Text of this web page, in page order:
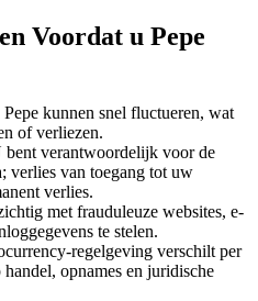
Voordat u Pepe
kunnen snel fluctueren, wat
of verliezen.
bent verantwoordelijk voor de
verlies van toegang tot uw
verlies.
met frauduleuze websites, e-
te stelen.
regelgeving verschilt per
opnames en juridische